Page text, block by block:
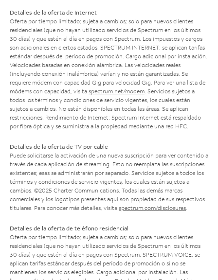
Detalles de la oferta de Internet
Oferta por tiempo limitado; sujeta a cambios; solo para nuevos clientes
residenciales (que no hayan utilizado servicios de Spectrum en los últimos
30 días) y que estén al día en pagos con Spectrum. Los impuestos y cargos
son adicionales en ciertos estados. SPECTRUM INTERNET: se aplican tarifas
estándar después del período de promoción. Cargo adicional por instalación.
Velocidades basadas en conexión alámbrica. Las velocidades reales
(incluyendo conexión inalámbrica) varían y no están garantizadas. Se
requiere módem con capacidad Gig para velocidad Gig. Para ver una lista de
módems con capacidad, visita spectrum.net/modem . Servicios sujetos a
todos los términos y condiciones de servicio vigentes, los cuales están
sujetos a cambios. No están disponibles en todas las áreas. Se aplican
restricciones. Rendimiento de Internet: Spectrum Internet está respaldado
por fibra óptica y se suministra a la propiedad mediante una red HFC.
Detalles de la oferta de TV por cable
Puede solicitarse la activación de una nueva suscripción para ver contenido a
través de cada aplicación de streaming. Esto no reemplaza las suscripciones
existentes; esas se administrarán por separado. Servicios sujetos a todos los
términos y condiciones de servicio vigentes, los cuales están sujetos a
cambios. ©2025 Charter Communications. Todas las demás marcas
comerciales y los logotipos presentes aquí son propiedad de sus respectivos
titulares. Para conocer más detalles, visita spectrum.com/disclosures
Detalles de la oferta de teléfono residencial
Oferta por tiempo limitado; sujeta a cambios; solo para nuevos clientes
residenciales (que no hayan utilizado servicios de Spectrum en los últimos
30 días) y que estén al día en pagos con Spectrum. SPECTRUM VOICE: se
aplican tarifas estándar después del período de promoción o si no se
mantienen los servicios elegibles. Cargo adicional por instalación. Las